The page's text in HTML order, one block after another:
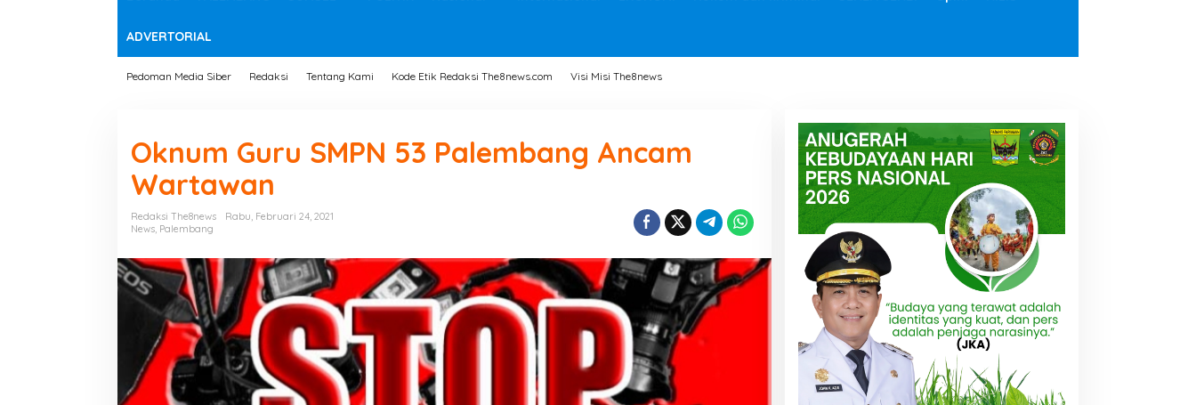
ADVERTORIAL
Pedoman Media Siber Redaksi Tentang Kami Kode Etik Redaksi The8news.com Visi Misi The8news
Oknum Guru SMPN 53 Palembang Ancam
Wartawan
Redaksi The8news
Rabu, Februari 24, 2021
News, Palembang